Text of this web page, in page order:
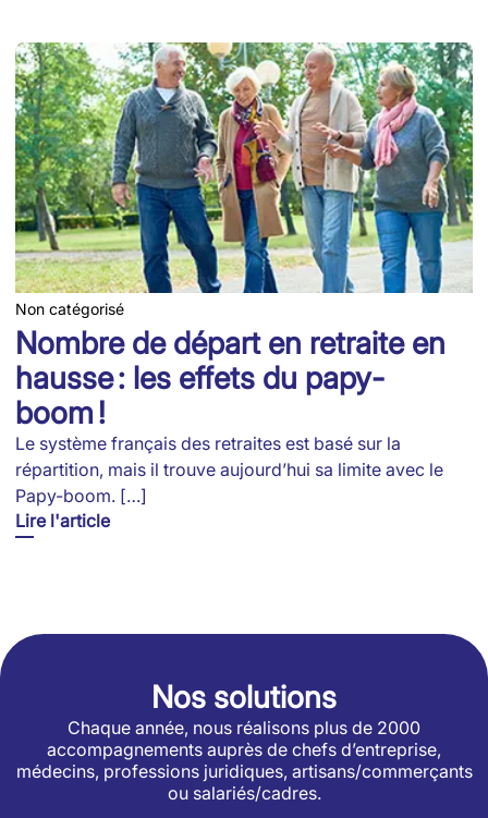
Non catégorisé
Nombre de départ en retraite en
hausse : les effets du papy-
boom !
Le système français des retraites est basé sur la
répartition, mais il trouve aujourd’hui sa limite avec le
Papy-boom. […]
Lire l'article
Nos solutions
Chaque année, nous réalisons plus de 2000
accompagnements auprès de chefs d’entreprise,
médecins, professions juridiques, artisans/commerçants
ou salariés/cadres.